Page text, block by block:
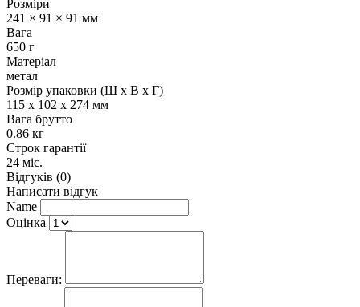
Розміри
241 × 91 × 91 мм
Вага
650 г
Матеріал
метал
Розмір упаковки (Ш х В х Г)
115 x 102 x 274 мм
Вага брутто
0.86 кг
Строк гарантії
24 міс.
Відгуків (0)
Написати відгук
Name
Оцінка
Переваги: